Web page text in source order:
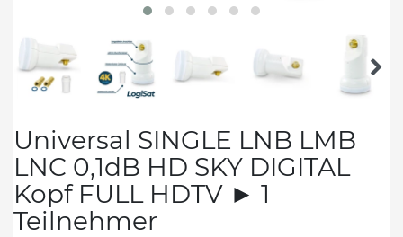
Universal SINGLE LNB LMB
LNC 0,1dB HD SKY DIGITAL
Kopf FULL HDTV ► 1
Teilnehmer